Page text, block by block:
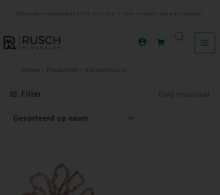
inhoud
Minimale bestelwaarde €150 excl. btw. | Geen verkoop aan particulieren.
Home Producten Kersenkwarts
Filter Enig resultaat